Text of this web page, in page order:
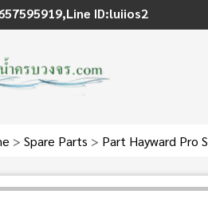
ID:luiios2
> Spare Parts > Part Hayward Pro